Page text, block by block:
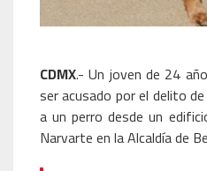
CDMX.- Un joven de 24
ser acusado por el delito
a un perro desde un
Narvarte en la Alcaldía de